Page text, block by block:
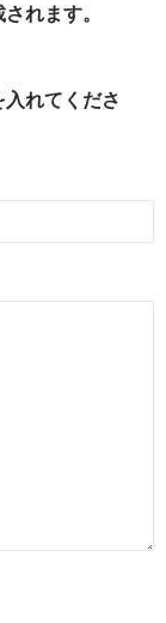
れます。
れてくださ